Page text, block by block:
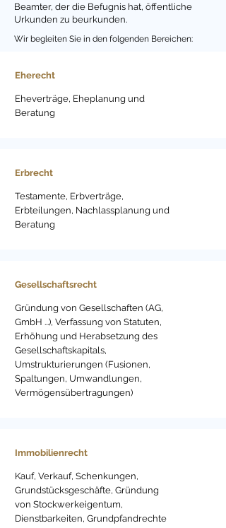
Beamter, der die Befugnis hat, öffentliche
Urkunden zu beurkunden.
Wir begleiten Sie in den folgenden Bereichen:
Eherecht
Eheverträge, Eheplanung und
Beratung
Erbrecht
Testamente, Erbverträge,
Erbteilungen, Nachlassplanung und
Beratung
Gesellschaftsrecht
Gründung von Gesellschaften (AG,
GmbH ...), Verfassung von Statuten,
Erhöhung und Herabsetzung des
Gesellschaftskapitals,
Umstrukturierungen (Fusionen,
Spaltungen, Umwandlungen,
Vermögensübertragungen)
Immobilienrecht
Kauf, Verkauf, Schenkungen,
Grundstücksgeschäfte, Gründung
von Stockwerkeigentum,
Dienstbarkeiten, Grundpfandrechte